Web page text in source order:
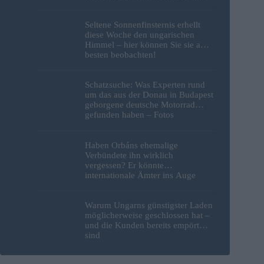
Seltene Sonnenfinsternis erhellt
diese Woche den ungarischen
Himmel – hier können Sie sie am
besten beobachten!
Schatzsuche: Was Experten rund
um das aus der Donau in Budapest
geborgene deutsche Motorrad
gefunden haben – Fotos
Haben Orbáns ehemalige
Verbündete ihn wirklich
vergessen? Er könnte
internationale Ämter ins Auge
Warum Ungarns günstigster Laden
möglicherweise geschlossen hat –
und die Kunden bereits empört
sind